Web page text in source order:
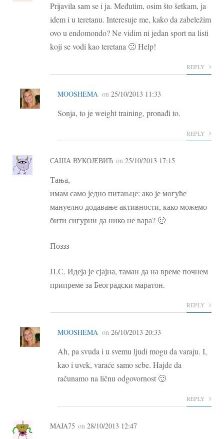
Prijavila sam se i ja. Međutim, osim što šetkam, ja
idem i u teretanu. Interesuje me, kako da zabeležim
ovo u endomondo? Ne vidim ni jedan sport na listi
koji se vodi kao teretana 🙁 Help!
REPLY
MOOSHEMA on 25/10/2013 11:33
Sonja, to je weight training, pronađi to.
REPLY
САША ВУКОЈЕВИЋ on 25/10/2013 17:15
Тања,
имам само једно питањце: ако је могуће
мануелно додавање активности, како можемо
бити сигурни да нико не вара? 🙂
Поззз
П.С. Идеја је сјајна, таман да на време почнем
припреме за Београдски маратон.
REPLY
MOOSHEMA on 26/10/2013 20:33
Ah, pa svuda i u svemu ljudi mogu da varaju. I,
kao i uvek, varaće samo sebe. Hajde da
računamo na ličnu odgovornost 🙂
REPLY
MAJA75 on 28/10/2013 12:47